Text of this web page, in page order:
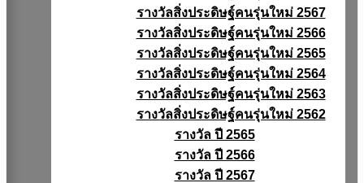
รางวัลสิ่งประดิษฐ์คนรุ่นใหม่ 2567
รางวัลสิ่งประดิษฐ์คนรุ่นใหม่ 2566
รางวัลสิ่งประดิษฐ์คนรุ่นใหม่ 2565
รางวัลสิ่งประดิษฐ์คนรุ่นใหม่ 2564
รางวัลสิ่งประดิษฐ์คนรุ่นใหม่ 2563
รางวัลสิ่งประดิษฐ์คนรุ่นใหม่ 2562
รางวัล ปี 2565
รางวัล ปี 2566
รางวัล ปี 2567